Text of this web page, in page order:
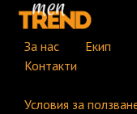
За нас Екип
Контакти
Условия за